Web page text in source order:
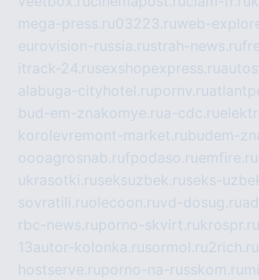
mega-press.ru03223.ruweb-
eurovision-russia.rustrah-news.ru
itrack-24.rusexshopexpress.ru
alabuga-cityhotel.rupornv.ru
bud-em-znakomye.rua-cdc.ru
korolevremont-market.rubudem-
oooagrosnab.rufpodaso.ruemfire.ru
ukrasotki.ruseksuzbek.ruseks-
sovratili.ruolecoon.ruvd-dosug.ru
rbc-news.ruporno-skvirt.rukrospr.ru
13autor-kolonka.rusormol.ru2rich.ru
hostserve.ruporno-na-russkom.ru